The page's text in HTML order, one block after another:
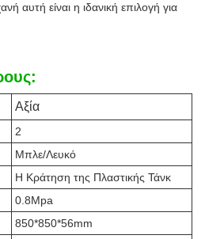
αυτή είναι η ιδανική επιλογή για
Αξία
2
Μπλε/Λευκό
Η Κράτηση της Πλαστικής Τάνκ
0.8Mpa
850*850*56mm